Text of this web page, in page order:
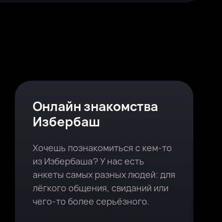
Онлайн знакомства
Избербаш
Хочешь познакомиться с кем-то
из Избербаша? У нас есть
анкеты самых разных людей: для
лёгкого общения, свиданий или
чего-то более серьёзного.